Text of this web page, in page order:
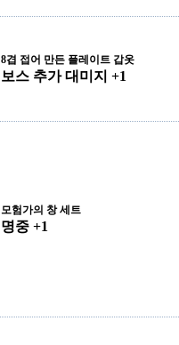
8겹 접어 만든 플레이트 갑옷
보스 추가 대미지 +1
모험가의 창 세트
명중 +1